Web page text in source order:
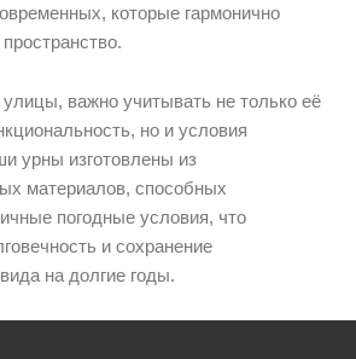
которые гармонично
важно учитывать не только её
но и условия
урны изготовлены из
материалов, способных
погодные условия, что
и сохранение
на долгие годы.